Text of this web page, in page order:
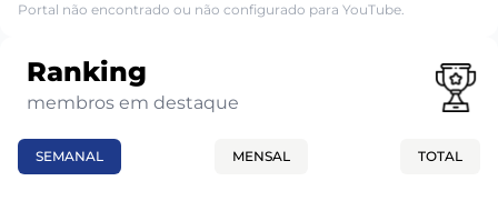
Portal não encontrado ou não configurado para YouTube.
Ranking
membros em destaque
SEMANAL MENSAL TOTAL